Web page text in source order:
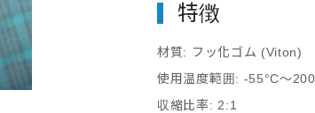
特徴
材質: フッ化ゴム (Viton)
使用温度範囲: -55°C〜
収縮比率: 2:1